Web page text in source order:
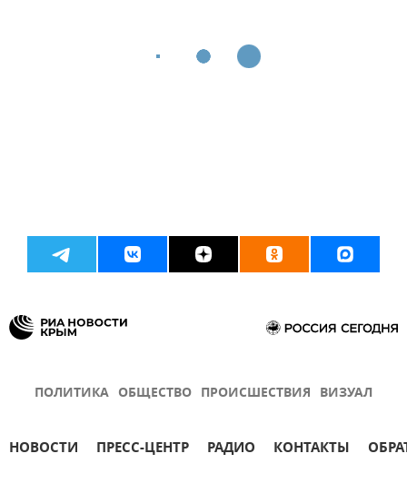
ПОЛИТИКА ОБЩЕСТВО ПРОИСШЕСТВИЯ ВИЗУАЛ
НОВОСТИ ПРЕСС-ЦЕНТР РАДИО КОНТАКТЫ